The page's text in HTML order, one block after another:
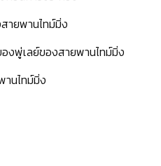
ายพานไทม์มิ่ง
งพู่เลย์ของสายพานไทม์มิ่ง
นไทม์มิ่ง